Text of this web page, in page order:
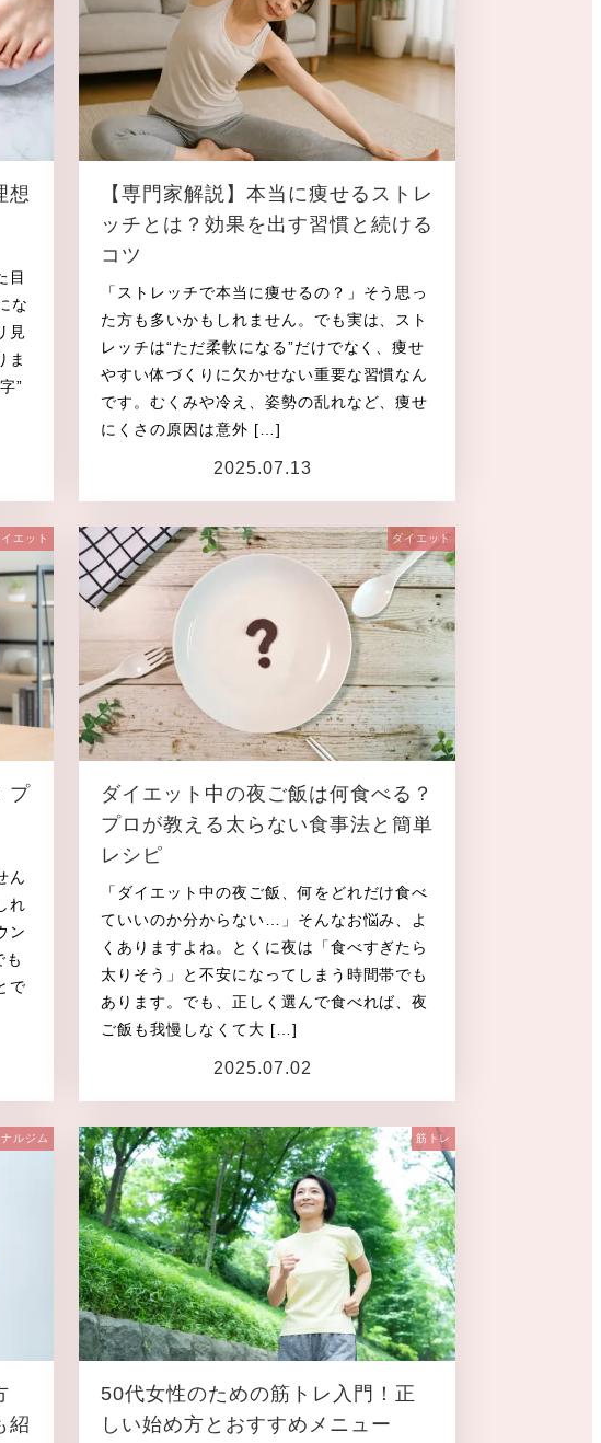
想
目
な
見
ま
”
【専門家解説】本当に痩せるストレ
ッチとは？効果を出す習慣と続ける
コツ
「ストレッチで本当に痩せるの？」そう思っ
た方も多いかもしれません。でも実は、スト
レッチは“ただ柔軟になる”だけでなく、痩せ
やすい体づくりに欠かせない重要な習慣なん
です。むくみや冷え、姿勢の乱れなど、痩せ
にくさの原因は意外 […]
2025.07.13
エット
プ
ん
れ
ン
も
で
ダイエット
ダイエット中の夜ご飯は何食べる？
プロが教える太らない食事法と簡単
レシピ
「ダイエット中の夜ご飯、何をどれだけ食べ
ていいのか分からない…」そんなお悩み、よ
くありますよね。とくに夜は「食べすぎたら
太りそう」と不安になってしまう時間帯でも
あります。でも、正しく選んで食べれば、夜
ご飯も我慢しなくて大 […]
2025.07.02
ルジム
紹
筋トレ
50代女性のための筋トレ入門！正
しい始め方とおすすめメニュー